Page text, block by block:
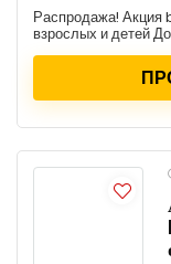
Распродажа! Акция
взрослых и детей